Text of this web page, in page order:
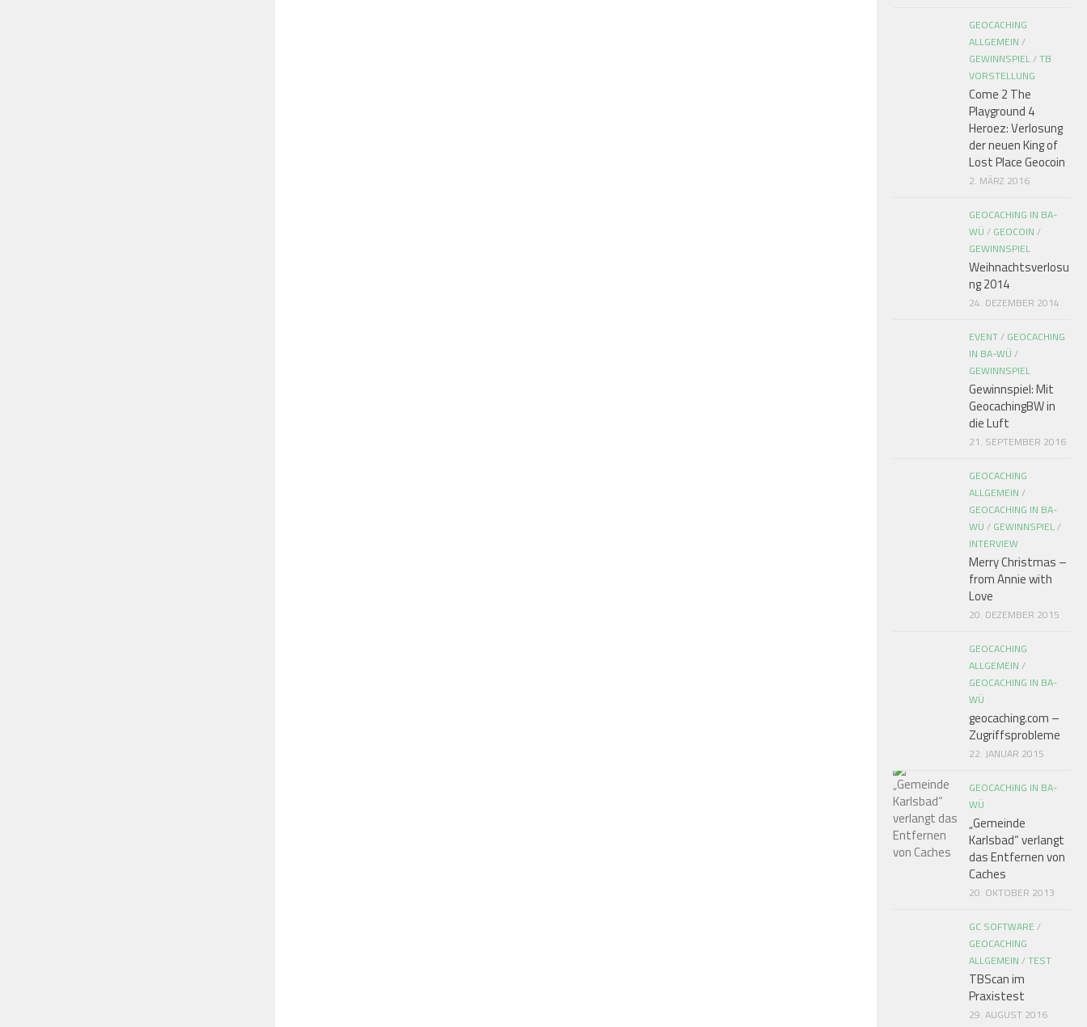
GEOCACHING
ALLGEMEIN /
GEWINNSPIEL/TB
VORSTELLUNG
Come 2 The
Playground 4
Heroez: Verlosung
der neuen King of
Lost Place Geocoin
2. MÄRZ 2016
GEOCACHING IN BA-
WÜ / GEOCOIN /
GEWINNSPIEL
Weihnachtsverlosu
ng 2014
24. DEZEMBER 2014
EVENT/ GEOCACHING
IN BA-WÜ /
GEWINNSPIEL
Gewinnspiel: Mit
GeocachingBW in
die Luft
21. SEPTEMBER 2016
GEOCACHING
ALLGEMEIN /
GEOCACHING IN BA-
WÜ / GEWINNSPIEL/
INTERVIEW
Merry Christmas –
from Annie with
Love
20. DEZEMBER 2015
GEOCACHING
ALLGEMEIN /
GEOCACHING IN BA-
WÜ
geocaching.com –
Zugriffsprobleme
22. JANUAR 2015
GEOCACHING IN BA-
WÜ
„Gemeinde
Karlsbad“ verlangt
das Entfernen von
Caches
20. OKTOBER 2013
GC SOFTWARE /
GEOCACHING
ALLGEMEIN /TEST
TBScan im
Praxistest
29. AUGUST 2016